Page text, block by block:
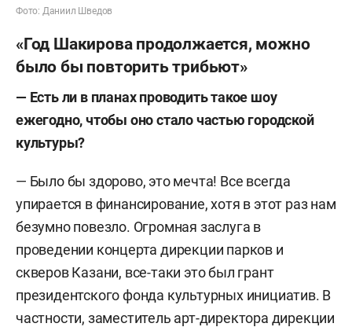
Фото: Даниил Шведов
«Год Шакирова продолжается, можно
было бы повторить трибьют»
— Есть ли в планах проводить такое шоу
ежегодно, чтобы оно стало частью городской
культуры?
— Было бы здорово, это мечта! Все всегда
упирается в финансирование, хотя в этот раз нам
безумно повезло. Огромная заслуга в
проведении концерта дирекции парков и
скверов Казани, все-таки это был грант
президентского фонда культурных инициатив. В
частности, заместитель арт-директора дирекции